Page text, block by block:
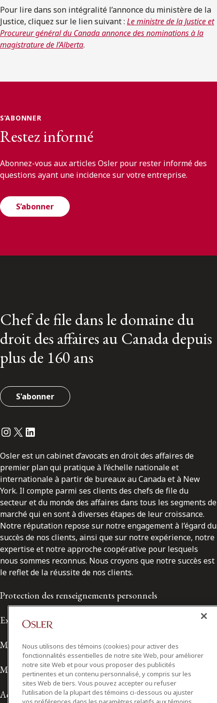
Pour lire dans son intégralité l’annonce du ministère de la
Justice, cliquez sur le lien suivant : Le ministre de la Justice et
Procureur général du Canada annonce des nominations à la
magistrature de l’Alberta.
S’ABONNER
Restez informé
Abonnez-vous aux articles Osler pour rester informé des
questions ayant une incidence sur votre entreprise.
S’abonner
Chef de file dans le domaine du
droit des affaires au Canada depuis
plus de 160 ans
S'abonner
Instagram
Twitter
LinkedIn
Osler est un cabinet d’avocats en droit des affaires de
premier plan qui pratique à l’échelle nationale et
internationale à partir de bureaux au Canada et à New
York. Il compte parmi ses clients des chefs de file du
secteur et du monde des affaires dans tous les segments de
marché qui en sont à diverses étapes de leur croissance.
Notre réputation repose sur notre engagement à l’égard du
succès de nos clients, ainsi que sur notre expérience, notre
expertise et notre approche coopérative pour lesquels
nous sommes reconnus. Nous croyons que notre succès est
le reflet de la réussite de nos clients.
Protection des renseignements personnels
Exonération de responsabilité
Modalités de prestation de services
Modalités d'utilisation
Accessibilité
Nous utilisons des témoins (cookies) pour activer des
fonctionnalités essentielles de notre site Web, pour améliorer
notre site Web et pour vous proposer des publicités
pertinentes et un contenu personnalisé, y compris sur les
sites Web de tiers. Vous pouvez accepter ou refuser
l’utilisation de la plupart des témoins ci-dessous ou ajuster